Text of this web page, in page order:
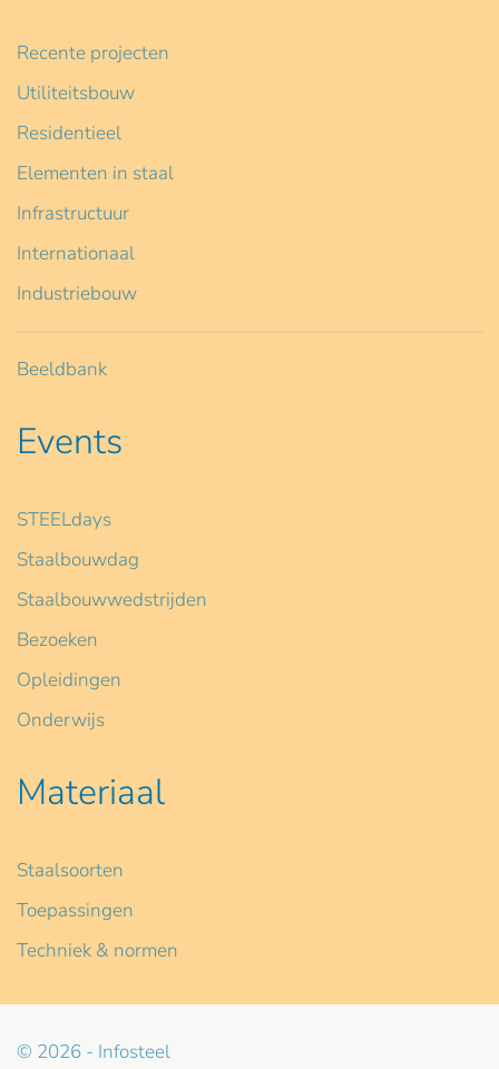
Recente projecten
Utiliteitsbouw
Residentieel
Elementen in staal
Infrastructuur
Internationaal
Industriebouw
Beeldbank
Events
STEELdays
Staalbouwdag
Staalbouwwedstrijden
Bezoeken
Opleidingen
Onderwijs
Materiaal
Staalsoorten
Toepassingen
Techniek & normen
© 2026 - Infosteel